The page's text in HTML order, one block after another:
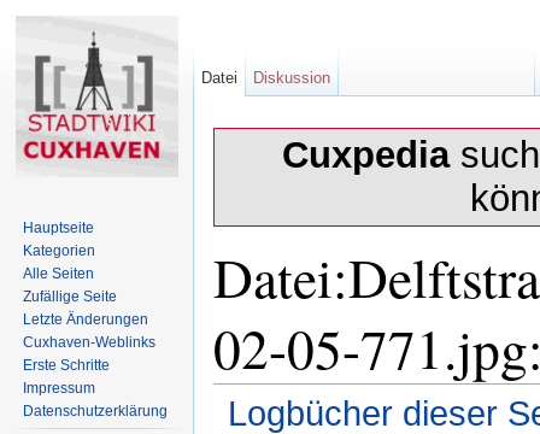
Cuxpedia
02-05-
Logbücher dieser
Datei Diskussion
Hauptseite
Kategorien
Alle Seiten
Zufällige Seite
Letzte Änderungen
Cuxhaven-Weblinks
Erste Schritte
Impressum
Datenschutzerklärung